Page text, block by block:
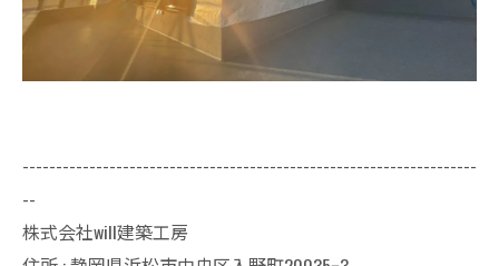
--------------------------------------------------------------------
--
株式会社will建築工房